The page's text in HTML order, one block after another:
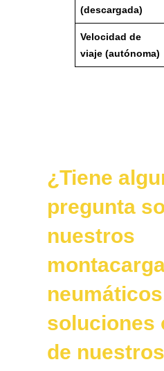
(descargada)
Velocidad de
viaje (autónoma)
¿Tiene
pregunta
nuestros
soluciones
de nuestros